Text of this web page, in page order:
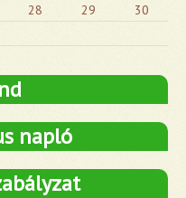
28 29
30
napló